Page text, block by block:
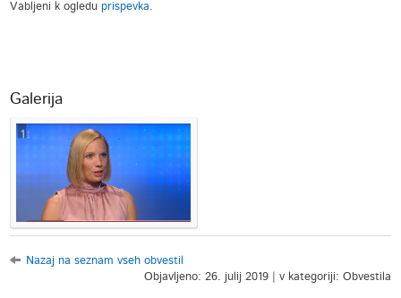
Vabljeni k ogledu prispevka.
Galerija
Nazaj na seznam vseh obvestil
Objavljeno: 26. julij 2019 | v kategoriji: Obvestila